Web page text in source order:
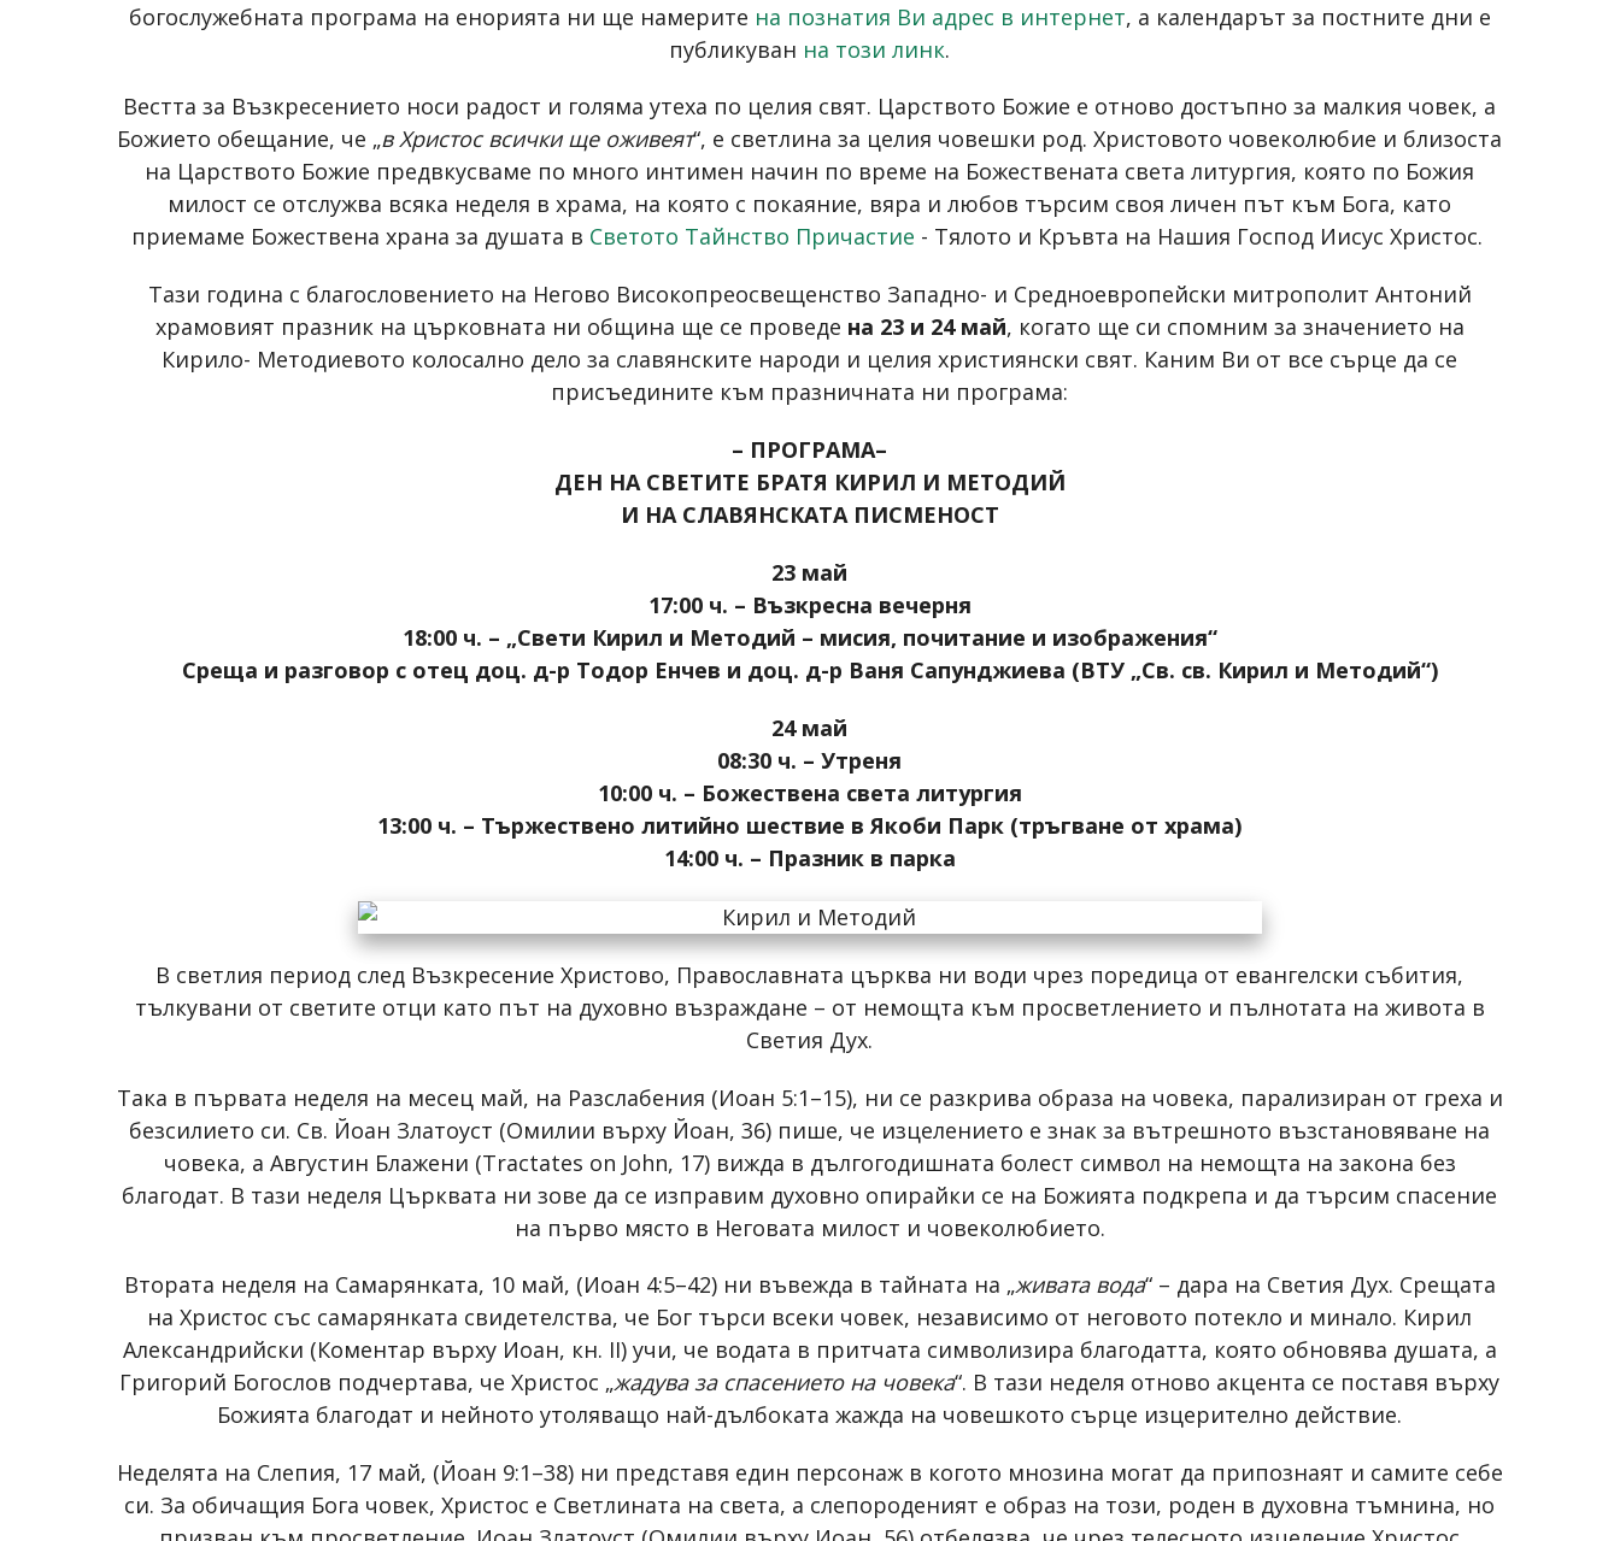
богослужебната програма на енорията ни ще намерите на познатия Ви адрес в интернет, а календарът за постните дни е
публикуван на този линк.
Вестта за Възкресението носи радост и голяма утеха по целия свят. Царството Божие е отново достъпно за малкия човек, а
Божието обещание, че „в Христос всички ще оживеят“, е светлина за целия човешки род. Христовото човеколюбие и близоста
на Царството Божие предвкусваме по много интимен начин по време на Божествената света литургия, която по Божия
милост се отслужва всяка неделя в храма, на която с покаяние, вяра и любов търсим своя личен път към Бога, като
приемаме Божествена храна за душата в Светото Тайнство Причастие - Тялото и Кръвта на Нашия Господ Иисус Христос.
Тази година с благословението на Негово Високопреосвещенство Западно- и Средноевропейски митрополит Антоний
храмовият празник на църковната ни община ще се проведе на 23 и 24 май, когато ще си спомним за значението на
Кирило- Методиевото колосално дело за славянските народи и целия християнски свят. Каним Ви от все сърце да се
присъедините към празничната ни програма:
– ПРОГРАМА–
ДЕН НА СВЕТИТЕ БРАТЯ КИРИЛ И МЕТОДИЙ
И НА СЛАВЯНСКАТА ПИСМЕНОСТ
23 май
17:00 ч. – Възкресна вечерня
18:00 ч. – „Свети Кирил и Методий – мисия, почитание и изображения“
Среща и разговор с отец доц. д-р Тодор Енчев и доц. д-р Ваня Сапунджиева (ВТУ „Св. св. Кирил и Методий“)
24 май
08:30 ч. – Утреня
10:00 ч. – Божествена света литургия
13:00 ч. – Тържествено литийно шествие в Якоби Парк (тръгване от храма)
14:00 ч. – Празник в парка
В светлия период след Възкресение Христово, Православната църква ни води чрез поредица от евангелски събития,
тълкувани от светите отци като път на духовно възраждане – от немощта към просветлението и пълнотата на живота в
Светия Дух.
Така в първата неделя на месец май, на Разслабения (Иоан 5:1–15), ни се разкрива образа на човека, парализиран от греха и
безсилието си. Св. Йоан Златоуст (Омилии върху Йоан, 36) пише, че изцелението е знак за вътрешното възстановяване на
човека, а Августин Блажени (Tractates on John, 17) вижда в дългогодишната болест символ на немощта на закона без
благодат. В тази неделя Църквата ни зове да се изправим духовно опирайки се на Божията подкрепа и да търсим спасение
на първо място в Неговата милост и човеколюбието.
Втората неделя на Самарянката, 10 май, (Иоан 4:5–42) ни въвежда в тайната на „живата вода“ – дара на Светия Дух. Срещата
на Христос със самарянката свидетелства, че Бог търси всеки човек, независимо от неговото потекло и минало. Кирил
Александрийски (Коментар върху Иоан, кн. II) учи, че водата в притчата символизира благодатта, която обновява душата, а
Григорий Богослов подчертава, че Христос „жадува за спасението на човека“. В тази неделя отново акцента се поставя върху
Божията благодат и нейното утоляващо най-дълбоката жажда на човешкото сърце изцерително действие.
Неделята на Слепия, 17 май, (Йоан 9:1–38) ни представя един персонаж в когото мнозина могат да припознаят и самите себе
си. За обичащия Бога човек, Христос е Светлината на света, а слепороденият е образ на този, роден в духовна тъмнина, но